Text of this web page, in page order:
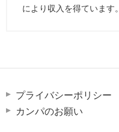
により収入を得ています。
プライバシーポリシー
カンパのお願い